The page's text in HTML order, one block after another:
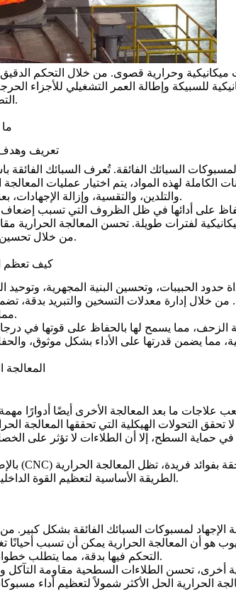
ميكانيكية وحرارية قصوى. من خلال التحكم
للسبيكة وإطالة العمر التشغيلي للأجزاء
التطبيقات التي تتطلب الدقة والقدرة على التحمل.
تعريف وهدف
السبائك الفائقة. تُعرف السبائك الفائقة
لهذه المواد، يتم اختيار
عمليات المعالجة
والتلدين، والتقسية، وإزالة الإجهادات، بعناية بناءً على نوع السبيكة والخصائص المرغوبة.
على أدائها في ظل الظروف التي تسبب
لفترات طويلة. تحسن المعالجة الحرارية
من خلال تحسين بنية الحبيبات والقضاء على الإجهادات المتبقية.
كيف تعظم
الحبيبات، وتحسين البنية المجهرية،
خلال إدارة معدلات التسخين والتبريد بدقة،
مما يقلل من خطر التصدع أو الفشل تحت الضغط.
الزحف، مما يسمح لها بالحفاظ على قوتها في
علاجات ما بعد المعالجة الأخرى أيضًا أدوارًا
التحولات الهيكلية التي تحققها المعالجة
السطح، إلا أن الطلاءات لا تؤثر على
التصنيع باستخدام الحاسب الآلي (CNC)
الطريقة الأساسية لتعظيم القوة الداخلية ومقاومة الحرارة لمسبوكات السبائك الفائقة.
الإجهاد لمسبوكات السبائك الفائقة بشكل
هو أن المعالجة الحرارية يمكن أن تسبب أحيانًا
التحكم فيها بدقة، مما يتطلب خطوات معالجة لاحقة إضافية لضمان الدقة الأبعادية.